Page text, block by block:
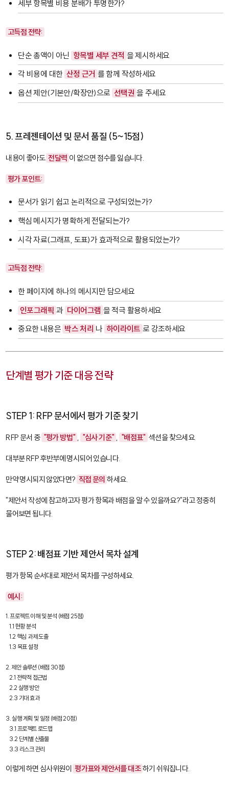
세부 항목별 비용 분배가 투명한가?
고득점 전략:
단순 총액이 아닌 항목별 세부 견적 을 제시하세요
각 비용에 대한 산정 근거 를 함께 작성하세요
옵션 제안(기본안/확장안)으로 선택권 을 주세요
5. 프레젠테이션 및 문서 품질 (5~15점)
내용이 좋아도 전달력 이 없으면 점수를 잃습니다.
평가 포인트:
문서가 읽기 쉽고 논리적으로 구성되었는가?
핵심 메시지가 명확하게 전달되는가?
시각 자료(그래프, 도표)가 효과적으로 활용되었는가?
고득점 전략:
한 페이지에 하나의 메시지만 담으세요
인포그래픽 과 다이어그램 을 적극 활용하세요
중요한 내용은 박스 처리 나 하이라이트 로 강조하세요
단계별 평가 기준 대응 전략
STEP 1: RFP 문서에서 평가 기준 찾기
RFP 문서 중 "평가 방법" "심사 기준" "배점표" 섹션을 찾으세요.
대부분 RFP 후반부에 명시되어 있습니다.
만약 명시되지 않았다면? 직접 문의 하세요.
"제안서 작성에 참고하고자 평가 항목과 배점을 알 수 있을까요?"라고 정중히
물어보면 됩니다.
STEP 2: 배점표 기반 제안서 목차 설계
평가 항목 순서대로 제안서 목차를 구성하세요.
예시:
1. 프로젝트 이해 및 분석 (배점 25점)
   1.1 현황 분석
   1.2 핵심 과제 도출
   1.3 목표 설정
2. 제안 솔루션 (배점 30점)
   2.1 전략적 접근법
   2.2 실행 방안
   2.3 기대 효과
3. 실행 계획 및 일정 (배점 20점)
   3.1 프로젝트 로드맵
   3.2 단계별 산출물
   3.3 리스크 관리
이렇게 하면 심사위원이 평가표와 제안서를 대조 하기 쉬워집니다.